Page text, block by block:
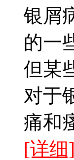
银屑
的一
但某
对于
痛和
[详细]